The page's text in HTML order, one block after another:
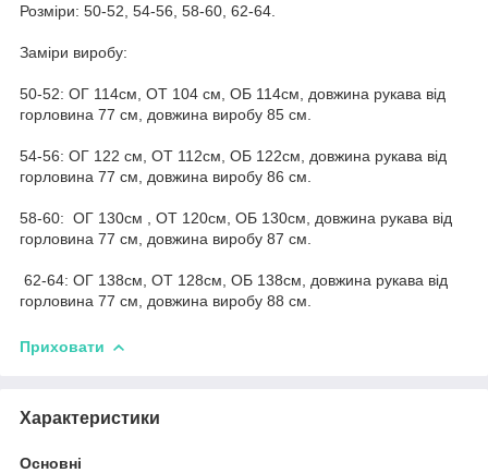
Розміри: 50-52, 54-56, 58-60, 62-64.
Заміри виробу:
50-52: ОГ 114см, ОТ 104 см, ОБ 114см, довжина рукава від
горловина 77 см, довжина виробу 85 см.
54-56: ОГ 122 см, ОТ 112см, ОБ 122см, довжина рукава від
горловина 77 см, довжина виробу 86 см.
58-60: ОГ 130см , ОТ 120см, ОБ 130см, довжина рукава від
горловина 77 см, довжина виробу 87 см.
62-64: ОГ 138см, ОТ 128см, ОБ 138см, довжина рукава від
горловина 77 см, довжина виробу 88 см.
Приховати
Характеристики
Основні